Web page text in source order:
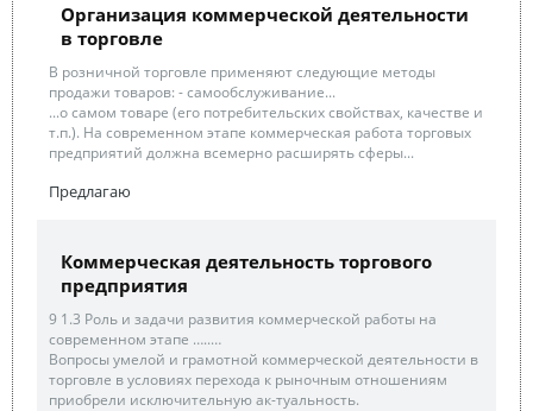
Организация коммерческой деятельности
в торговле
В розничной торговле применяют следующие методы
продажи товаров: - самообслуживание...
...о самом товаре (его потребительских свойствах, качестве и
т.п.). На современном этапе коммерческая работа торговых
предприятий должна всемерно расширять сферы...
Предлагаю
Коммерческая деятельность торгового
предприятия
9 1.3 Роль и задачи развития коммерческой работы на
современном этапе …..…
Вопросы умелой и грамотной коммерческой деятельности в
торговле в условиях перехода к рыночным отношениям
приобрели исключительную ак-туальность.